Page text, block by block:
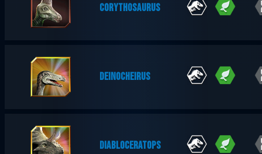
CORYTHOSAURUS
DEINOCHEIRUS
DIABLOCERATOPS